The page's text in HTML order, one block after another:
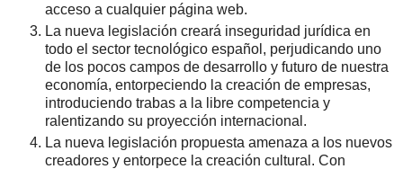
acceso a cualquier página web.
La nueva legislación creará inseguridad jurídica en
todo el sector tecnológico español, perjudicando uno
de los pocos campos de desarrollo y futuro de nuestra
economía, entorpeciendo la creación de empresas,
introduciendo trabas a la libre competencia y
ralentizando su proyección internacional.
La nueva legislación propuesta amenaza a los nuevos
creadores y entorpece la creación cultural. Con